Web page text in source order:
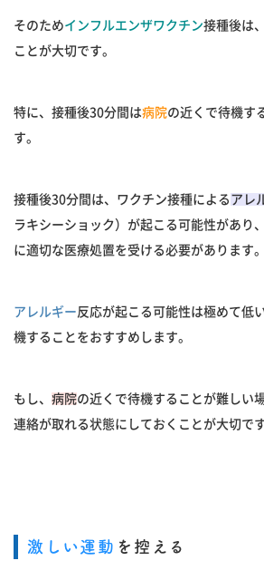
そのためインフルエンザワクチン接種後は、
ことが大切です。
特に、接種後30分間は病院の近くで待機す
す。
接種後30分間は、ワクチン接種による アレ
ラキシーショック）が起こる可能性があり、
に適切な医療処置を受ける必要があります。
アレルギー 反応が起こる可能性は極めて低
機することをおすすめします。
もし、 病院の近くで待機することが難しい
連絡が取れる状態にしておくことが大切です
激しい運動 を控える